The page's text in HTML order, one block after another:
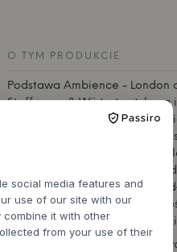
O TYM PRODUKCIE
Podstawa Ambience - London
Steffensen & Würtz, to
Intelligent. Inspirowana
ze stali nierdzewnej o
surową estetykę materiału.
kolorze czarnym lub białym
solidna konstrukcja zapewnia
bezprzewodowe rozwiązanie
pasuje zarówno do wnętrz, jak
Ta podstawa ułatwia
social media features and
use of our site with our
combine it with other
from your use of their